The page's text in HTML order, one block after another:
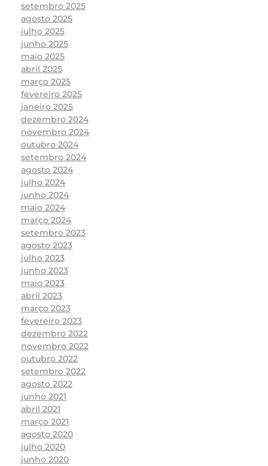
setembro 2025
agosto 2025
julho 2025
junho 2025
maio 2025
abril 2025
março 2025
fevereiro 2025
janeiro 2025
dezembro 2024
novembro 2024
outubro 2024
setembro 2024
agosto 2024
julho 2024
junho 2024
maio 2024
março 2024
setembro 2023
agosto 2023
julho 2023
junho 2023
maio 2023
abril 2023
março 2023
fevereiro 2023
dezembro 2022
novembro 2022
outubro 2022
setembro 2022
agosto 2022
junho 2021
abril 2021
março 2021
agosto 2020
julho 2020
junho 2020